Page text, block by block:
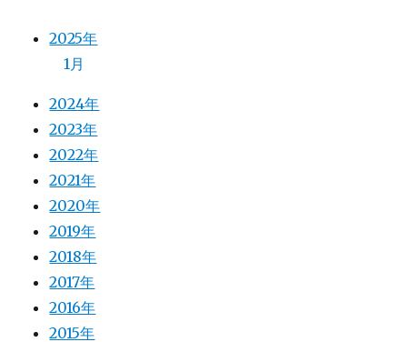
2025年
1月
2024年
2023年
2022年
2021年
2020年
2019年
2018年
2017年
2016年
2015年